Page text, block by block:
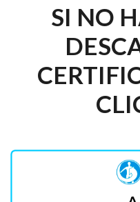
SI NO